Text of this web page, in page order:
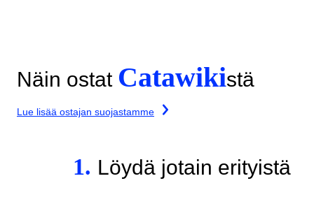
Näin ostat Catawikistä
Lue lisää ostajan suojastamme
1. Löydä jotain erityistä